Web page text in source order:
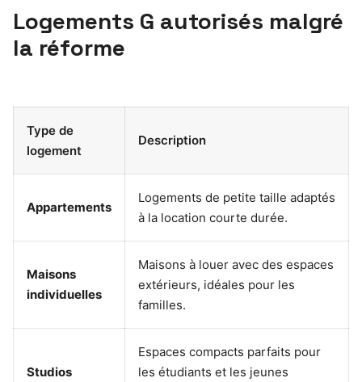
Logements G autorisés malgré
la réforme
Type de
logement
Description
Appartements
Logements de petite taille adaptés
à la location courte durée.
Maisons
individuelles
Maisons à louer avec des espaces
extérieurs, idéales pour les
familles.
Studios
Espaces compacts parfaits pour
les étudiants et les jeunes